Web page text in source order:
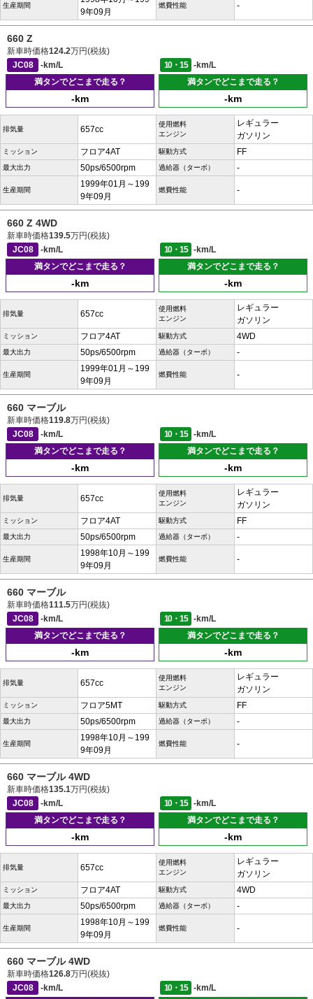
生産期間
9年09月
燃費性能 -
660 Z
新車時価格124.2万円(税抜)
JC08
-km/L 10・15
-km/L
満タンでどこまで走る？
-km
満タンでどこまで走る？
-km
排気量 657cc
使用燃料
エンジン
レギュラー
ガソリン
ミッション フロア4AT 駆動方式 FF
最大出力 50ps/6500rpm 過給器（ターボ） -
生産期間
1999年01月～199
9年09月
燃費性能 -
660 Z 4WD
新車時価格139.5万円(税抜)
JC08
-km/L 10・15
-km/L
満タンでどこまで走る？
-km
満タンでどこまで走る？
-km
排気量 657cc
使用燃料
エンジン
レギュラー
ガソリン
ミッション フロア4AT 駆動方式 4WD
最大出力 50ps/6500rpm 過給器（ターボ） -
生産期間
1999年01月～199
9年09月
燃費性能 -
660 マーブル
新車時価格119.8万円(税抜)
JC08
-km/L 10・15
-km/L
満タンでどこまで走る？
-km
満タンでどこまで走る？
-km
排気量 657cc
使用燃料
エンジン
レギュラー
ガソリン
ミッション フロア4AT 駆動方式 FF
最大出力 50ps/6500rpm 過給器（ターボ） -
生産期間
1998年10月～199
9年09月
燃費性能 -
660 マーブル
新車時価格111.5万円(税抜)
JC08
-km/L 10・15
-km/L
満タンでどこまで走る？
-km
満タンでどこまで走る？
-km
排気量 657cc
使用燃料
エンジン
レギュラー
ガソリン
ミッション フロア5MT 駆動方式 FF
最大出力 50ps/6500rpm 過給器（ターボ） -
生産期間
1998年10月～199
9年09月
燃費性能 -
660 マーブル 4WD
新車時価格135.1万円(税抜)
JC08
-km/L 10・15
-km/L
満タンでどこまで走る？
-km
満タンでどこまで走る？
-km
排気量 657cc
使用燃料
エンジン
レギュラー
ガソリン
ミッション フロア4AT 駆動方式 4WD
最大出力 50ps/6500rpm 過給器（ターボ） -
生産期間
1998年10月～199
9年09月
燃費性能 -
660 マーブル 4WD
新車時価格126.8万円(税抜)
JC08
-km/L 10・15
-km/L